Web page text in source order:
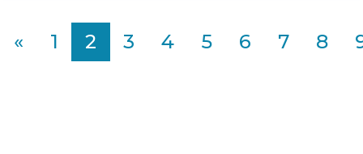
« 1 2 3 4 5 6 7 8